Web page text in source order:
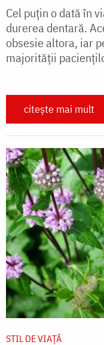
Cel puţin o dată în
durerea dentară.
obsesie altora, iar
majorităţii
citește mai mult
STIL DE VIAŢĂ